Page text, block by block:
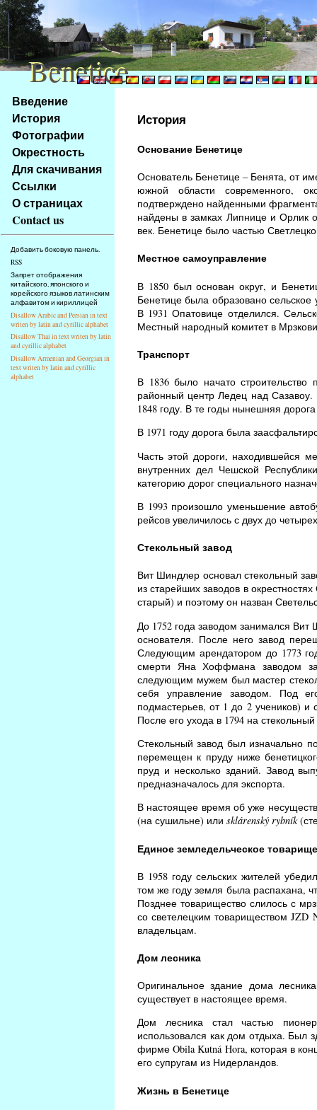
Na
obsah
stránky
Klávesové
zkratky
tomto
webu
základní
strana
Введение
История
Фотографии
Окрестность
Для скачивания
Ссылки
О страницах
Contact us
Добавить боковую панель.
RSS
Запрет отображения
китайского, японского и
корейского языков латинским
алфавитом и кириллицей
Disallow Arabic and Persian in text
writen by latin and cyrillic alphabet
Disallow Thai in text writen by latin
and cyrillic alphabet
Disallow Armenian and Georgian in
text writen by latin and cyrillic
alphabet
История
Основание Бенетице
Основатель Бенетице – Бенята, от
южной области современного,
подтверждено найденными
найдены в замках Липнице и Орлик
век. Бенетице было частью
Местное самоуправление
В 1850 был основан округ, и
Бенетице была образовано
В 1931 Опатовице отделился.
Местный народный комитет в
Транспорт
В 1836 было начато
районный центр Ледец над
1848 году. В те годы нынешняя
В 1971 году дорога была
Часть этой дороги, находившейся
внутренних дел Чешской
категорию дорог специального
В 1993 произошло уменьшение
рейсов увеличилось с двух до
Стекольный завод
Вит Шиндлер основал стекольный
из старейших заводов в
старый) и поэтому он назван
До 1752 года заводом занимался
основателя. После него завод
Следующим арендатором до 1773
смерти Яна Хоффмана заводом
следующим мужем был мастер
себя управление заводом. Под
подмастерьев, от 1 до 2 учеников)
После его ухода в 1794 на
Стекольный завод был изначально
перемещен к пруду ниже
пруд и несколько зданий. Завод
предназначалось для экспорта.
В настоящее время об уже
(на сушильне) или sklárenský rybník
Единое земледельческое
В 1958 году сельских жителей
том же году земля была распахана,
Позднее товарищество слилось с
со светелецким товариществом JZD
владельцам.
Дом лесника
Оригинальное здание дома
существует в настоящее время.
Дом лесника стал частью
использовался как дом отдыха. Был
фирме Obila Kutná Hora, которая в
его супругам из Нидерландов.
Жизнь в Бенетице
Benetice
Benetice